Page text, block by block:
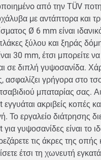
από την TÜV
με αντάπτορα και
Ø 6 mm είναι
ξύλου και ξηράς
30 mm, έτσι μπορείτε
σε διπλή γυψοσανίδα.
ασφαλίζει γρήγορα στο
μπαταρίας σας.
ακριβείς κοπές
Το εργαλείο διάτρησης
γυψοσανίδες είναι το
τις άκρες της οπής
έτσι τη χωνευτή